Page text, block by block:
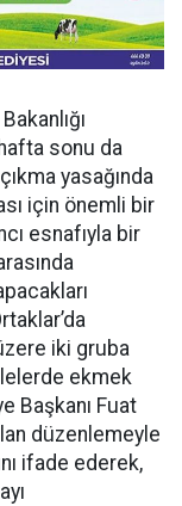
sonu da
yasağında
için önemli bir
esnafıyla bir
iki gruba
ekmek
Başkanı Fuat
düzenlemeyle
ifade ederek,